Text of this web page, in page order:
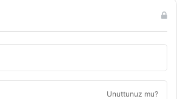
Unuttunuz mu?